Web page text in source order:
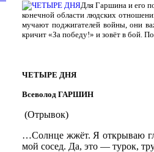
Для Гаршина и его
конечной области людских
мучают поджигателей войны, они
кричит «За победу!» и зовёт в бой.
ЧЕТЫРЕ ДНЯ
Всеволод ГАРШИН
(Отрывок)
…Солнце жжёт. Я открываю
мой сосед. Да, это — турок,